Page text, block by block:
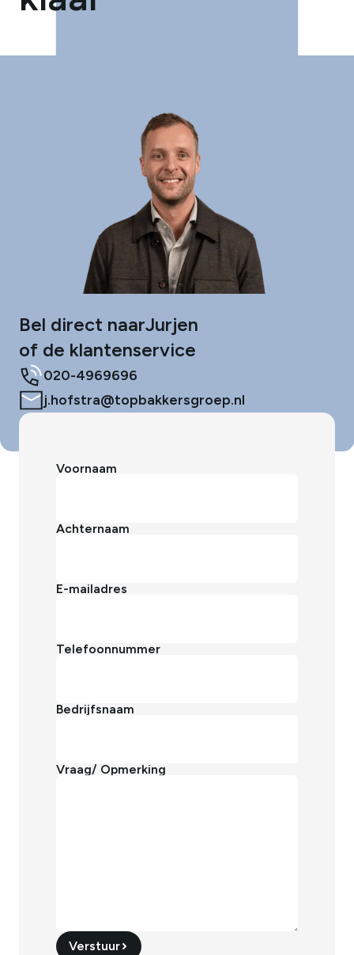
Bel direct naarJurjen
of de klantenservice
020-4969696
j.hofstra@topbakkersgroep.nl
Voornaam
Achternaam
E-mailadres
Telefoonnummer
Bedrijfsnaam
Vraag/ Opmerking
Verstuur